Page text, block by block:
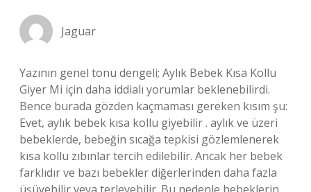
Jaguar
Yazının genel tonu dengeli; Aylık Bebek Kısa Kollu
Giyer Mi için daha iddialı yorumlar beklenebilirdi.
Bence burada gözden kaçmaması gereken kısım şu:
Evet, aylık bebek kısa kollu giyebilir . aylık ve üzeri
bebeklerde, bebeğin sıcağa tepkisi gözlemlenerek
kısa kollu zıbınlar tercih edilebilir. Ancak her bebek
farklıdır ve bazı bebekler diğerlerinden daha fazla